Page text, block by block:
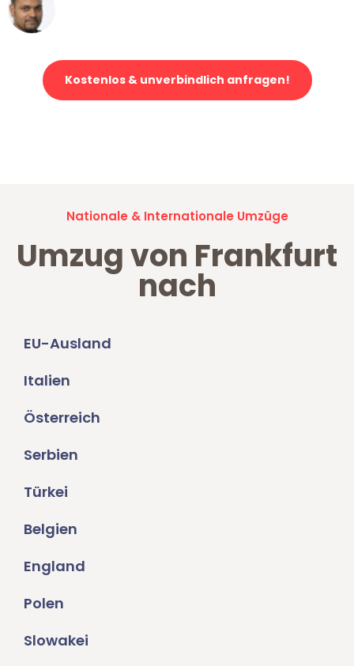
Kostenlos & unverbindlich anfragen!
Nationale & Internationale Umzüge
Umzug von Frankfurt
nach
EU-Ausland
Italien
Österreich
Serbien
Türkei
Belgien
England
Polen
Slowakei